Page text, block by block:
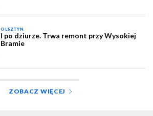
OLSZTYN
I po dziurze. Trwa remont przy Wysokiej
Bramie
ZOBACZ WIĘCEJ